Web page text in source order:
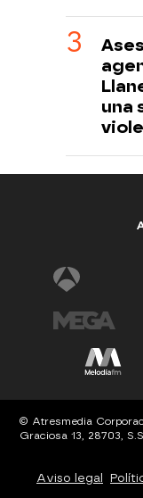
una
© Atresmedia
Graciosa 13, 28703,
Aviso legal